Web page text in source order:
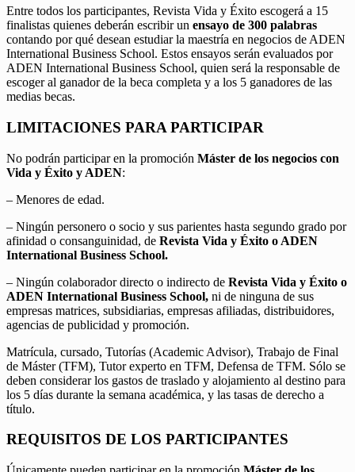
Entre todos los participantes, Revista Vida y Éxito escogerá a 15
finalistas quienes deberán escribir un ensayo de 300 palabras
contando por qué desean estudiar la maestría en negocios de ADEN
International Business School. Estos ensayos serán evaluados por
ADEN International Business School, quien será la responsable de
escoger al ganador de la beca completa y a los 5 ganadores de las
medias becas.
LIMITACIONES PARA PARTICIPAR
No podrán participar en la promoción Máster de los negocios con
Vida y Éxito y ADEN:
– Menores de edad.
– Ningún personero o socio y sus parientes hasta segundo grado por
afinidad o consanguinidad, de Revista Vida y Éxito o ADEN
International Business School.
– Ningún colaborador directo o indirecto de Revista Vida y Éxito o
ADEN International Business School, ni de ninguna de sus
empresas matrices, subsidiarias, empresas afiliadas, distribuidores,
agencias de publicidad y promoción.
Matrícula, cursado, Tutorías (Academic Advisor), Trabajo de Final
de Máster (TFM), Tutor experto en TFM, Defensa de TFM. Sólo se
deben considerar los gastos de traslado y alojamiento al destino para
los 5 días durante la semana académica, y las tasas de derecho a
título.
REQUISITOS DE LOS PARTICIPANTES